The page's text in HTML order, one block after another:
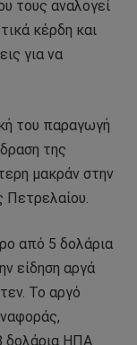
τους αναλογεί
κέρδη και
για να
του παραγωγή
της
μακράν στην
Πετρελαίου.
από 5 δολάρια
είδηση ​​αργά
Το αργό
δολάρια ΗΠΑ